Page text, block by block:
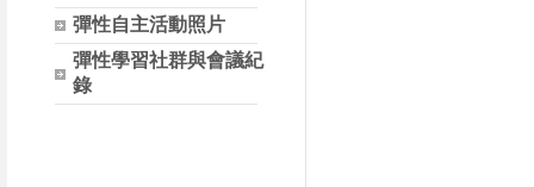
彈性自主活動照片
彈性學習社群與會議紀
錄